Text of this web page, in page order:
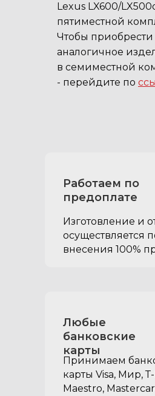
Lexus LX600/
пятиместной
Чтобы приобрести
аналогичное
в семиместной
- перейдите по
Премиум
органайзера-
спальника в
багажник
LX600/LX500d
Работаем по
предоплате
Любые
банковские
карты
Изготовление и
осуществляется
внесения 100%
Принимаем
карты Visa, Мир,
Maestro,